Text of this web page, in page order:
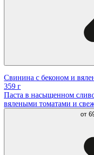
Свинина с беконом и
359 г
Паста в насыщенном
вялеными томатами и
от